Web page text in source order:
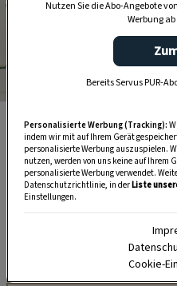
Die berühmte Wirtin
Majestät diese – mit
Flusskrebsen gefüllten
begeistert gewesen sein.
Nutzen Sie die Abo-Angebote
Werbung
Bereits Servus PUR-
Personalisierte Werbung (Tracking):
indem wir mit auf Ihrem Gerät
personalisierte Werbung auszuspielen.
nutzen, werden von uns keine auf Ihrem
personalisierte Werbung verwendet.
Datenschutzrichtlinie, in derListe
Einstellungen.
Cookie-